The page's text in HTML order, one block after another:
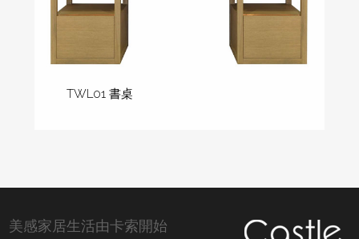
TWL01 書桌
美感家居生活由卡索開始